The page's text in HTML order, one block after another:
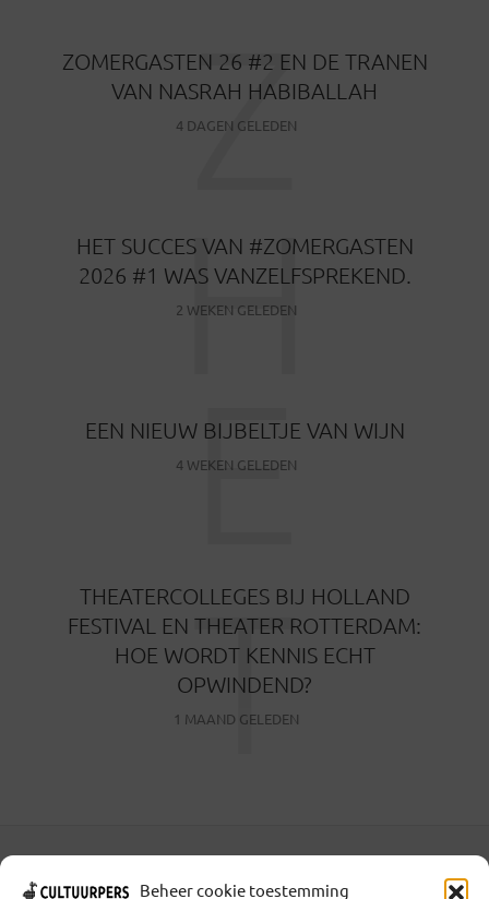
Beheer cookie toestemming
ZOMERGASTEN 26 #2 EN DE TRANEN
VAN NASRAH HABIBALLAH
4 DAGEN GELEDEN
Z
HET SUCCES VAN #ZOMERGASTEN
2026 #1 WAS VANZELFSPREKEND.
2 WEKEN GELEDEN
H
EEN NIEUW BIJBELTJE VAN WIJN
4 WEKEN GELEDEN
E
THEATERCOLLEGES BIJ HOLLAND
FESTIVAL EN THEATER ROTTERDAM:
HOE WORDT KENNIS ECHT
OPWINDEND?
1 MAAND GELEDEN
T
Coöperatief Cultureel Persbureau U.A. | Salzburg 29 |